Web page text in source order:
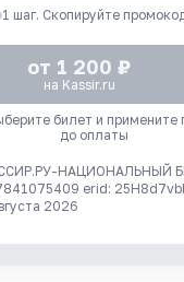
1 шаг. Скопируйте
от 1 200 ₽
на Kassir.ru
билет и примените
до оплаты
НАЦИОНАЛЬНЫЙ
erid:
2026